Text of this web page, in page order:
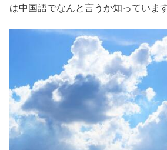
は中国語でなんと言うか知っています